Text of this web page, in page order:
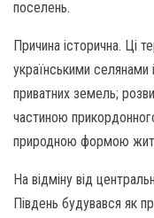
поселень.
Причина історична. Ці
українськими селянами
приватних земель;
частиною
природною формою
На відміну від
Південь будувався як